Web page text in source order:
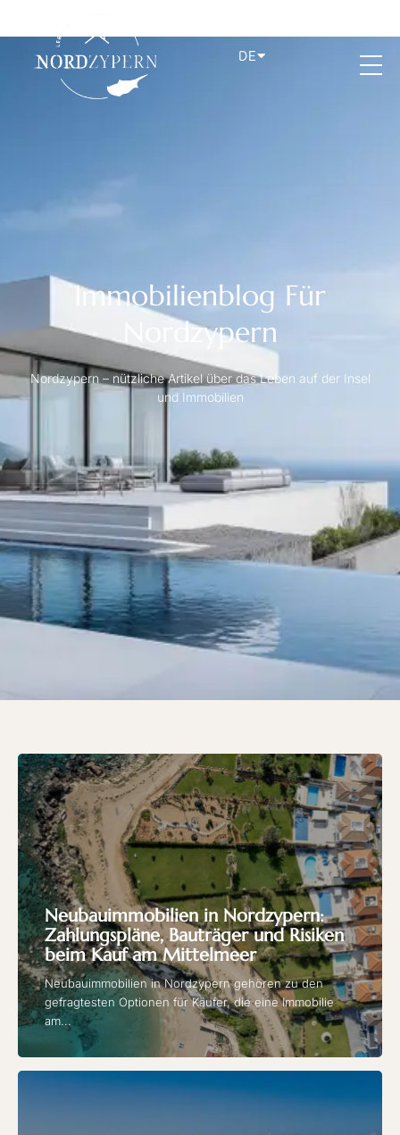
DE
Immobilienblog Für
Nordzypern
Nordzypern – nützliche Artikel über das Leben auf der Insel
und Immobilien
Neubauimmobilien in Nordzypern:
Zahlungspläne, Bauträger und Risiken
beim Kauf am Mittelmeer
Neubauimmobilien in Nordzypern gehören zu den
gefragtesten Optionen für Käufer, die eine Immobilie
am...